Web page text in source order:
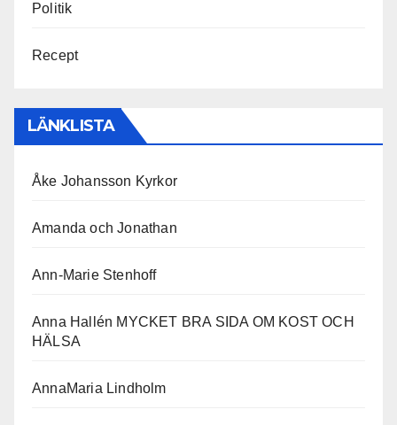
Politik
Recept
LÄNKLISTA
Åke Johansson Kyrkor
Amanda och Jonathan
Ann-Marie Stenhoff
Anna Hallén MYCKET BRA SIDA OM KOST OCH
HÄLSA
AnnaMaria Lindholm